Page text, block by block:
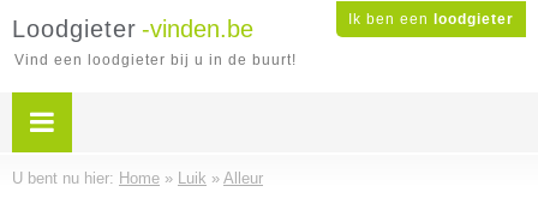
Ik ben een loodgieter
Loodgieter -vinden.be
Vind een loodgieter bij u in de buurt!
U bent nu hier: Home » Luik » Alleur